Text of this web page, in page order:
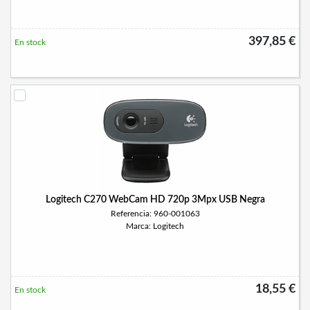
397,85 €
En stock
Logitech C270 WebCam HD 720p 3Mpx USB Negra
Referencia: 960-001063
Marca: Logitech
18,55 €
En stock